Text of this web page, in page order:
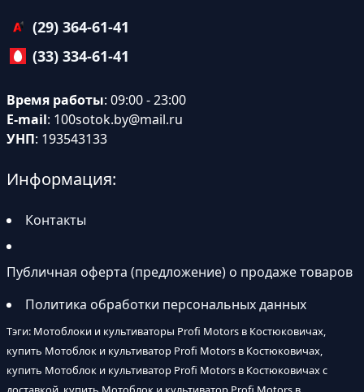
(29) 364-61-41
(33) 334-61-41
Время работы: 09:00 - 23:00
E-mail: 100sotok.by@mail.ru
УНП: 193543133
Информация:
Контакты
Публичная оферта (предложение) о продаже товаров
Политика обработки персональных данных
Тэги: Мотоблоки и культиваторы Profi Motors в Костюковичах,
купить Мотоблок и культиватор Profi Motors в Костюковичах,
купить Мотоблок и культиватор Profi Motors в Костюковичах с